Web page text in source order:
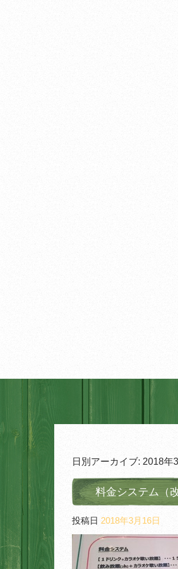
日別アーカイブ: 2018年
料金システム（
投稿日 2018年3月16日